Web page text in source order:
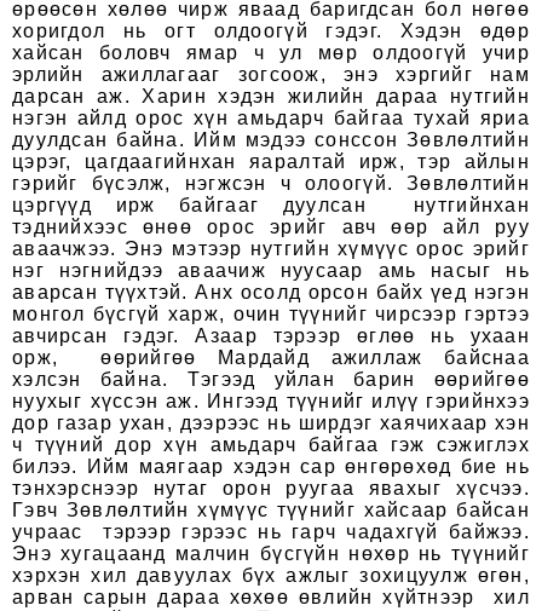
өрөөсөн хөлөө чирж яваад баригдсан бол нөгөө
хоригдол нь огт олдоогүй гэдэг. Хэдэн өдөр
хайсан боловч ямар ч ул мөр олдоогүй учир
эрлийн ажиллагааг зогсоож, энэ хэргийг нам
дарсан аж. Харин хэдэн жилийн дараа нутгийн
нэгэн айлд орос хүн амьдарч байгаа тухай яриа
дуулдсан байна. Ийм мэдээ сонссон Зөвлөлтийн
цэрэг, цагдаагийнхан яаралтай ирж, тэр айлын
гэрийг бүсэлж, нэгжсэн ч олоогүй. Зөвлөлтийн
цэргүүд ирж байгааг дуулсан нутгийнхан
тэднийхээс өнөө орос эрийг авч өөр айл руу
аваачжээ. Энэ мэтээр нутгийн хүмүүс орос эрийг
нэг нэгнийдээ аваачиж нуусаар амь насыг нь
аварсан түүхтэй. Анх осолд орсон байх үед нэгэн
монгол бүсгүй харж, очин түүнийг чирсээр гэртээ
авчирсан гэдэг. Азаар тэрээр өглөө нь ухаан
орж, өөрийгөө Мардайд ажиллаж байснаа
хэлсэн байна. Тэгээд уйлан барин өөрийгөө
нуухыг хүссэн аж. Ингээд түүнийг илүү гэрийнхээ
дор газар ухан, дээрээс нь ширдэг хаячихаар хэн
ч түүний дор хүн амьдарч байгаа гэж сэжиглэх
билээ. Ийм маягаар хэдэн сар өнгөрөхөд бие нь
тэнхэрснээр нутаг орон руугаа явахыг хүсчээ.
Гэвч Зөвлөлтийн хүмүүс түүнийг хайсаар байсан
учраас тэрээр гэрээс нь гарч чадахгүй байжээ.
Энэ хугацаанд малчин бүсгүйн нөхөр нь түүнийг
хэрхэн хил давуулах бүх ажлыг зохицуулж өгөн,
арван сарын дараа хөхөө өвлийн хүйтнээр хил